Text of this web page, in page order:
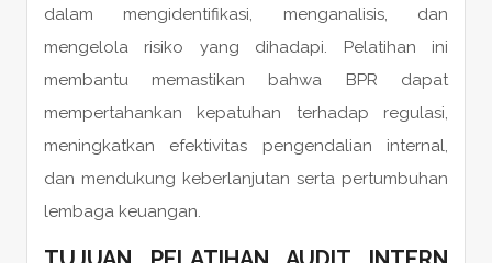
dalam mengidentifikasi, menganalisis, dan
mengelola risiko yang dihadapi. Pelatihan ini
membantu memastikan bahwa BPR dapat
mempertahankan kepatuhan terhadap regulasi,
meningkatkan efektivitas pengendalian internal,
dan mendukung keberlanjutan serta pertumbuhan
lembaga keuangan.